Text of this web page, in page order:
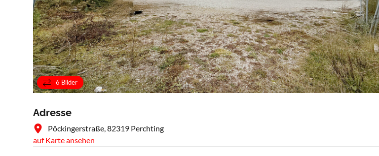
6 Bilder
Adresse
Pöckingerstraße, 82319 Perchting
auf Karte ansehen